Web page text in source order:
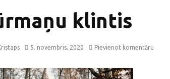
klintis
5. novembris, 2020 Pievienot komentāru